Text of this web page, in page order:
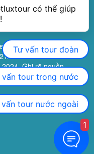
79-1111/2019/TCDL-GP
lịch quốc gia Việt Nam)
sung lần 3 ngày
ô tô:11924do Sở Giao
02/2023.
Ghi rõ nguồn
có thể giúp
Tư vấn tour đoàn
vấn tour trong nước
vấn tour nước ngoài
1